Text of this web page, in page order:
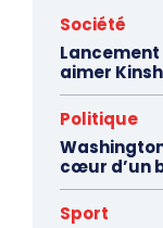
Société
Lancement
aimer
Politique
cœur d’un
Sport